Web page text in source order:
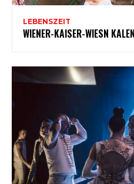
LEBENSZEIT
WIENER-KAISER-WIESN